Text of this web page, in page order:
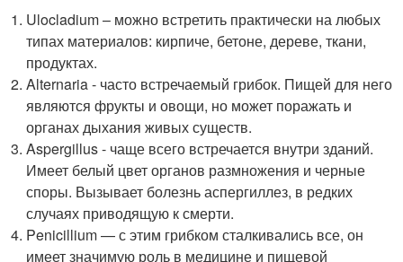
Ulocladium – можно встретить практически на любых
типах материалов: кирпиче, бетоне, дереве, ткани,
продуктах.
Alternaria - часто встречаемый грибок. Пищей для него
являются фрукты и овощи, но может поражать и
органах дыхания живых существ.
Aspergillus - чаще всего встречается внутри зданий.
Имеет белый цвет органов размножения и черные
споры. Вызывает болезнь аспергиллез, в редких
случаях приводящую к смерти.
Penicillium — с этим грибком сталкивались все, он
имеет значимую роль в медицине и пищевой